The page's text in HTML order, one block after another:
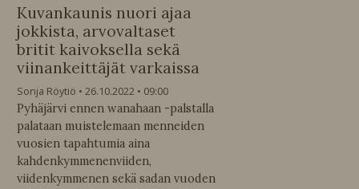
Kuvankaunis nuori ajaa
jokkista, arvovaltaset
britit kaivoksella sekä
viinankeittäjät varkaissa
Sonja Röytiö 26.10.2022
09:00
Pyhäjärvi ennen wanahaan -palstalla
palataan muistelemaan menneiden
vuosien tapahtumia aina
kahdenkymmenenviiden,
viidenkymmenen sekä sadan vuoden